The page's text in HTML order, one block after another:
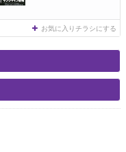
お気に入りチラシにする